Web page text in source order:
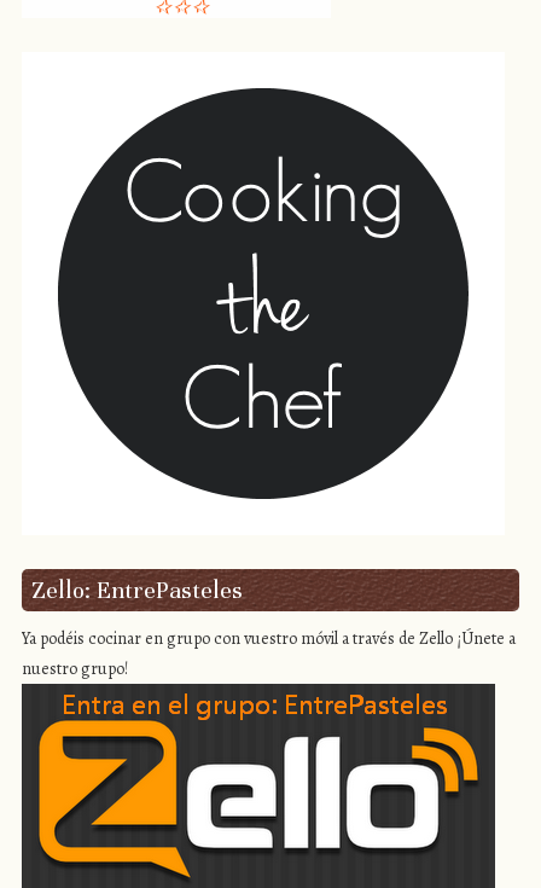
Zello: EntrePasteles
Ya podéis cocinar en grupo con vuestro móvil a través de Zello ¡Únete a
nuestro grupo!